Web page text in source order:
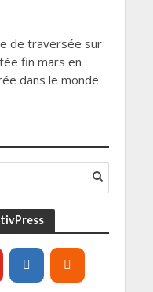
de traversée sur
fin mars en
dans le monde